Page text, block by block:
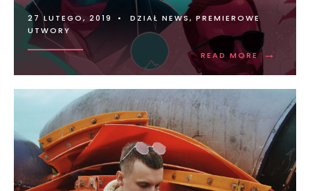
27 LUTEGO, 2019 • DZIAŁ NEWS, PREMIEROWE
UTWORY
READ MORE →